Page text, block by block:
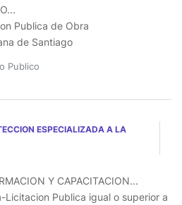
Publica de Obra
de Santiago
Publico
ESPECIALIZADA A LA
Y CAPACITACION...
Licitacion Publica igual o superior a